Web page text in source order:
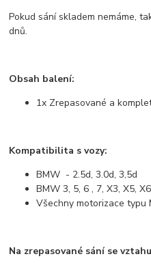
Pokud sání skladem nemáme,
dnů.
Obsah balení:
1x Zrepasované a
Kompatibilita s vozy:
BMW - 2.5d, 3.0d, 3,5d
BMW 3, 5, 6 , 7, X3, X5, X6
Všechny motorizace typu
Na zrepasované sání se